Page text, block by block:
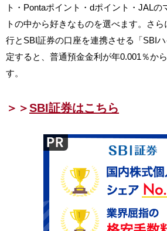
ト・Pontaポイント・dポイント・JAL
トの中から好きなものを選べます。さ
行とSBI証券の口座を連携させる「SBI
定すると、普通預金金利が年0.001％か
す。
＞＞SBI証券はこちら